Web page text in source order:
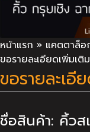
หน้าแรก » แคตตาล็อ
ขอรายละเอียดเพิ่มเติม
ขอรายละเอี
ชื่อสินค้า: คิ้วส